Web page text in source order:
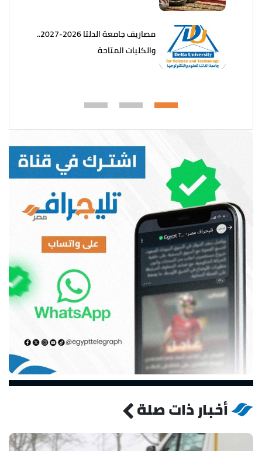
مصاريف جامعة الدلتا 2026-2027..
والكليات المتاحة
أخبار ذات صلة